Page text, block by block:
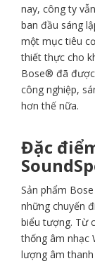
nay, công ty
ban đầu sáng
một mục tiêu
thiết thực cho
Bose® đã được
công nghiệp,
hơn thế nữa.
Đặc
Sản phẩm
những chuyến
biểu tượng. Từ
thống âm nhạc
lượng âm